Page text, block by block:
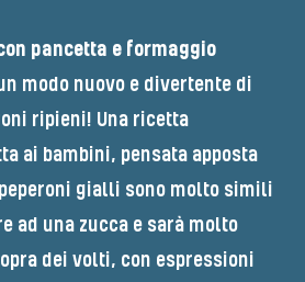
pancetta e formaggio
modo nuovo e divertente di
ripieni! Una ricetta
ai bambini, pensata apposta
gialli sono molto simili
ad una zucca e sarà molto
dei volti, con espressioni